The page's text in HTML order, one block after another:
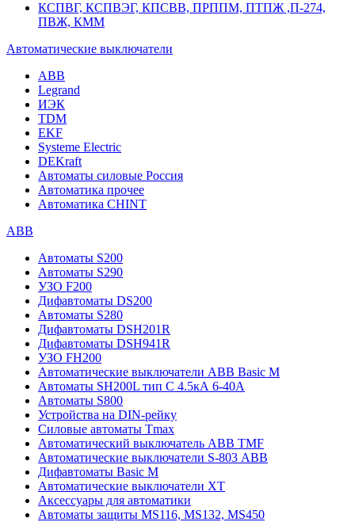
КСПВГ, КСПВЭГ, КПСВВ, ПРППМ, ПТПЖ ,П-274,
ПВЖ, КММ
Автоматические выключатели
ABB
Legrand
ИЭК
TDM
EKF
Systeme Electric
DEKraft
Автоматы силовые Россия
Автоматика прочее
Автоматика CHINT
ABB
Автоматы S200
Автоматы S290
УЗО F200
Дифавтоматы DS200
Автоматы S280
Дифавтоматы DSH201R
Дифавтоматы DSH941R
УЗО FH200
Автоматические выключатели ABB Basic M
Автоматы SH200L тип С 4.5кА 6-40А
Автоматы S800
Устройства на DIN-рейку
Силовые автоматы Tmax
Автоматический выключатель ABB TMF
Автоматические выключатели S-803 АВВ
Дифавтоматы Basic M
Автоматические выключатели XT
Аксессуары для автоматики
Автоматы защиты MS116, MS132, MS450